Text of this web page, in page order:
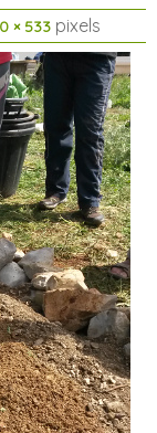
× 533 pixels